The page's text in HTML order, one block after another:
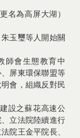
名為高屏大湖）
玉璽等人開始關
師會生態教育中
屏東環保聯盟等
會，組織反對民
設之蘇花高速公
立法院陸續進行
院王金平院長、